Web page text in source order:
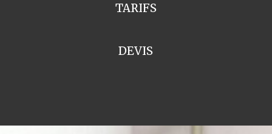
TARIFS
DEVIS